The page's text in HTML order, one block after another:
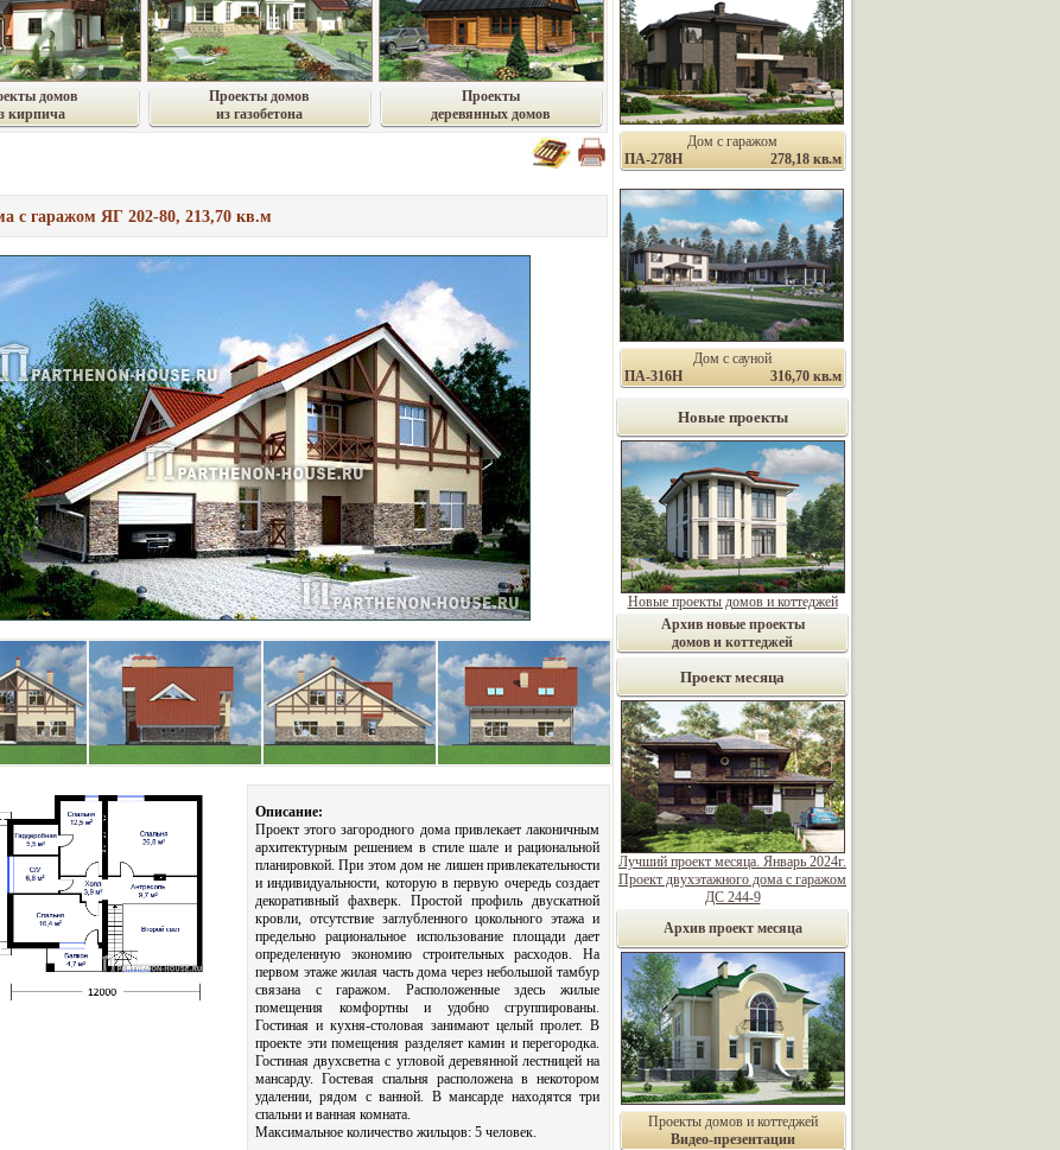
домов
кирпича
Проекты домов
из газобетона
Проекты
деревянных домов
с гаражом ЯГ 202-80, 213,70 кв.м
Описание:
Проект этого загородного дома привлекает лаконичным
архитектурным решением в стиле шале и рациональной
планировкой. При этом дом не лишен привлекательности
и индивидуальности, которую в первую очередь создает
декоративный фахверк. Простой профиль двускатной
кровли, отсутствие заглубленного цокольного этажа и
предельно рациональное использование площади дает
определенную экономию строительных расходов. На
первом этаже жилая часть дома через небольшой тамбур
связана с гаражом. Расположенные здесь жилые
помещения комфортны и удобно сгруппированы.
Гостиная и кухня-столовая занимают целый пролет. В
проекте эти помещения разделяет камин и перегородка.
Гостиная двухсветна с угловой деревянной лестницей на
мансарду. Гостевая спальня расположена в некотором
удалении, рядом с ванной. В мансарде находятся три
спальни и ванная комната.
Максимальное количество жильцов: 5 человек.
Дом с гаражом
ПА-278Н
278,18 кв.м
Дом с сауной
ПА-316Н
316,70 кв.м
Новые проекты
Новые проекты домов и коттеджей
Архив новые проекты
домов и коттеджей
Проект месяца
Лучший проект месяца. Январь 2024г.
Проект двухэтажного дома с гаражом
ДС 244-9
Архив проект месяца
Проекты домов и коттеджей
Видео-презентации